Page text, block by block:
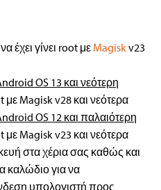
έχει γίνει root με Magisk v23
OS 13 και νεότερη
με Magisk v28 και νεότερα
OS 12 και παλαιότερη
με Magisk v23 και νεότερα
στα χέρια σας καθώς και
καλώδιο για να
υπολογιστή προς